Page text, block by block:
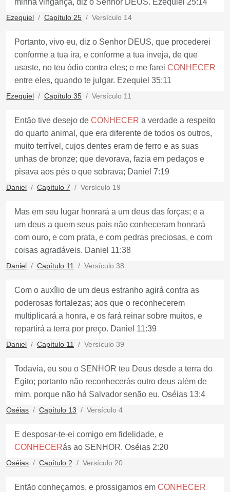
minha vingança, diz o Senhor DEUS. Ezequiel 25:14
Ezequiel Capítulo 25 Versículo 14
Portanto, vivo eu, diz o Senhor DEUS, que procederei
conforme a tua ira, e conforme a tua inveja, de que
usaste, no teu ódio contra eles; e me farei CONHECER
entre eles, quando te julgar. Ezequiel 35:11
Ezequiel Capítulo 35 Versículo 11
Então tive desejo de CONHECER a verdade a respeito
do quarto animal, que era diferente de todos os outros,
muito terrível, cujos dentes eram de ferro e as suas
unhas de bronze; que devorava, fazia em pedaços e
pisava aos pés o que sobrava; Daniel 7:19
Daniel Capítulo 7 Versículo 19
Mas em seu lugar honrará a um deus das forças; e a
um deus a quem seus pais não conheceram honrará
com ouro, e com prata, e com pedras preciosas, e com
coisas agradáveis. Daniel 11:38
Daniel Capítulo 11 Versículo 38
Com o auxílio de um deus estranho agirá contra as
poderosas fortalezas; aos que o reconhecerem
multiplicará a honra, e os fará reinar sobre muitos, e
repartirá a terra por preço. Daniel 11:39
Daniel Capítulo 11 Versículo 39
Todavia, eu sou o SENHOR teu Deus desde a terra do
Egito; portanto não reconhecerás outro deus além de
mim, porque não há Salvador senão eu. Oséias 13:4
Oséias Capítulo 13 Versículo 4
E desposar-te-ei comigo em fidelidade, e
CONHECERás ao SENHOR. Oséias 2:20
Oséias Capítulo 2 Versículo 20
Então conheçamos, e prossigamos em CONHECER